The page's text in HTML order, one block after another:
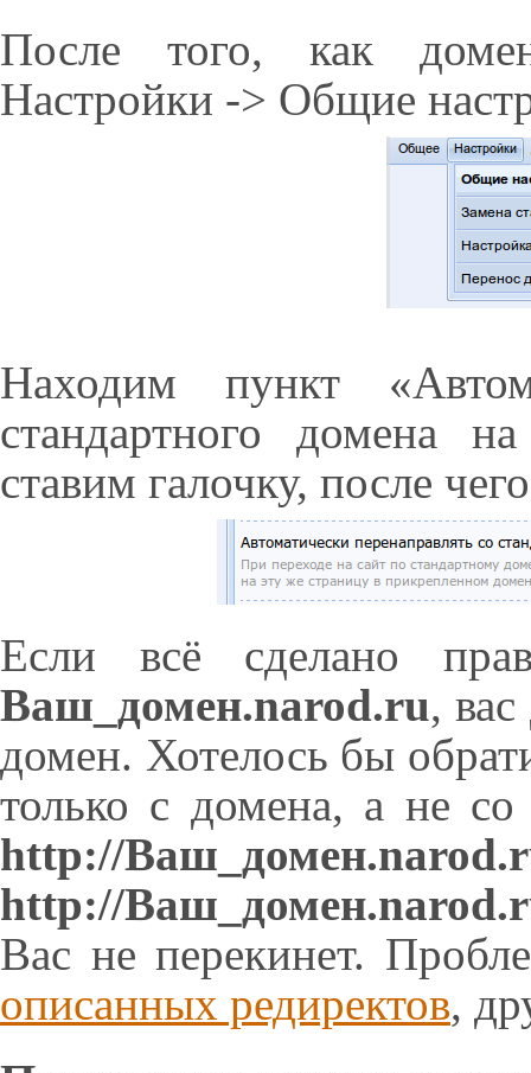
После того, как
Настройки -> Общие
Находим пункт
стандартного домена
ставим галочку, после
Если всё сделано
Ваш_домен.narod.ru,
домен. Хотелось бы
только с домена, а не со
http://
http://
Вас не перекинет.
описанных редиректов,